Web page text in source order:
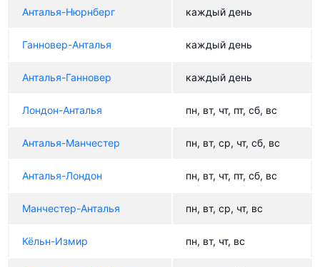
Анталья-Нюрнберг каждый день
Ганновер-Анталья каждый день
Анталья-Ганновер каждый день
Лондон-Анталья пн, вт, чт, пт, сб, вс
Анталья-Манчестер пн, вт, ср, чт, сб, вс
Анталья-Лондон пн, вт, чт, пт, сб, вс
Манчестер-Анталья пн, вт, ср, чт, вс
Кёльн-Измир пн, вт, чт, вс